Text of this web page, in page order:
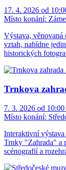
17. 4. 2026 od
Místo konání:
Výstava, věnovaná
vztah, nabídne
historických
Trnkova
7. 3. 2026 od
Místo konání:
Interaktivní
Trnky "Zahrada" a
scénografií a